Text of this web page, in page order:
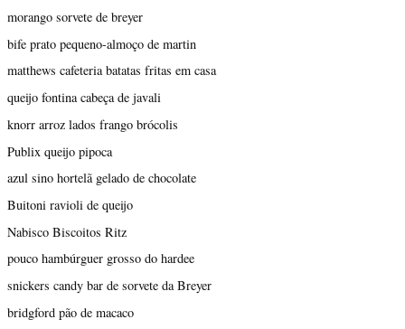
morango sorvete de breyer
bife prato pequeno-almoço de martin
matthews cafeteria batatas fritas em casa
queijo fontina cabeça de javali
knorr arroz lados frango brócolis
Publix queijo pipoca
azul sino hortelã gelado de chocolate
Buitoni ravioli de queijo
Nabisco Biscoitos Ritz
pouco hambúrguer grosso do hardee
snickers candy bar de sorvete da Breyer
bridgford pão de macaco